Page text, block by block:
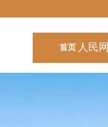
人民 网
首页